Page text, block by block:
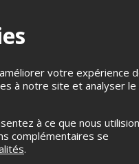
votre expérience
à notre site et analyser le
à ce que nous
complémentaires se
.